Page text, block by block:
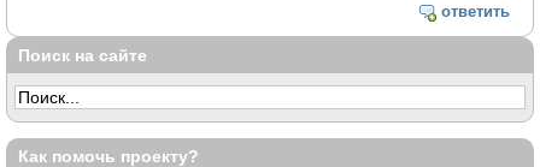
ответить
Поиск на сайте
Как помочь проекту?